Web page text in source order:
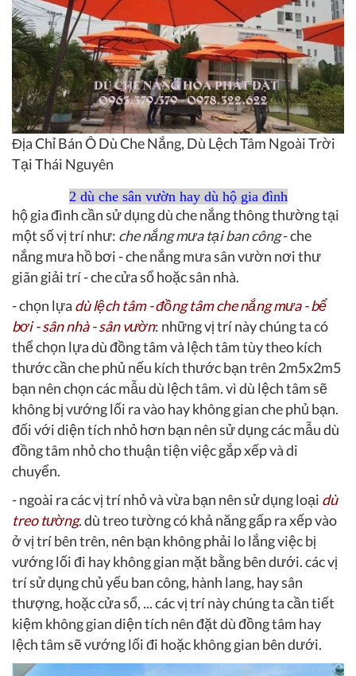
Địa Chỉ Bán Ô Dù Che Nắng, Dù Lệch Tâm Ngoài Trời
Tại Thái Nguyên
2 dù che sân vườn hay dù hộ gia đình
hộ gia đình cần sử dụng dù che nắng thông thường tại
một số vị trí như: che nắng mưa tại ban công- che
nắng mưa hồ bơi - che nắng mưa sân vườn nơi thư
giãn giải trí - che cửa sổ hoặc sân nhà.
- chọn lựa dù lệch tâm - đồng tâm che nắng mưa - bể
bơi - sân nhà - sân vườn: những vị trí này chúng ta có
thể chọn lựa dù đồng tâm và lệch tâm tùy theo kích
thước cần che phủ nếu kích thước bạn trên 2m5x2m5
bạn nên chọn các mẫu dù lệch tâm. vì dù lệch tâm sẽ
không bị vướng lối ra vào hay không gian che phủ bạn.
đối với diện tích nhỏ hơn bạn nên sử dụng các mẫu dù
đồng tâm nhỏ cho thuận tiện việc gắp xếp và di
chuyển.
- ngoài ra các vị trí nhỏ và vừa bạn nên sử dụng loại dù
treo tường. dù treo tường có khả năng gấp ra xếp vào
ở vị trí bên trên, nên bạn không phải lo lắng việc bị
vướng lối đi hay không gian mặt bằng bên dưới. các vị
trí sử dụng chủ yếu ban công, hành lang, hay sân
thượng, hoặc cửa sổ, ... các vị trí này chúng ta cần tiết
kiệm không gian diện tích nên đặt dù đồng tâm hay
lệch tâm sẽ vướng lối đi hoặc không gian bên dưới.